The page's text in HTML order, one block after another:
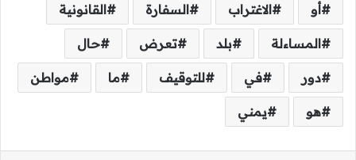
أو الاغتراب السفارة القانونية
المساءلة بلد تعرض حال
دور في للتوقيف ما مواطن
هو يمني